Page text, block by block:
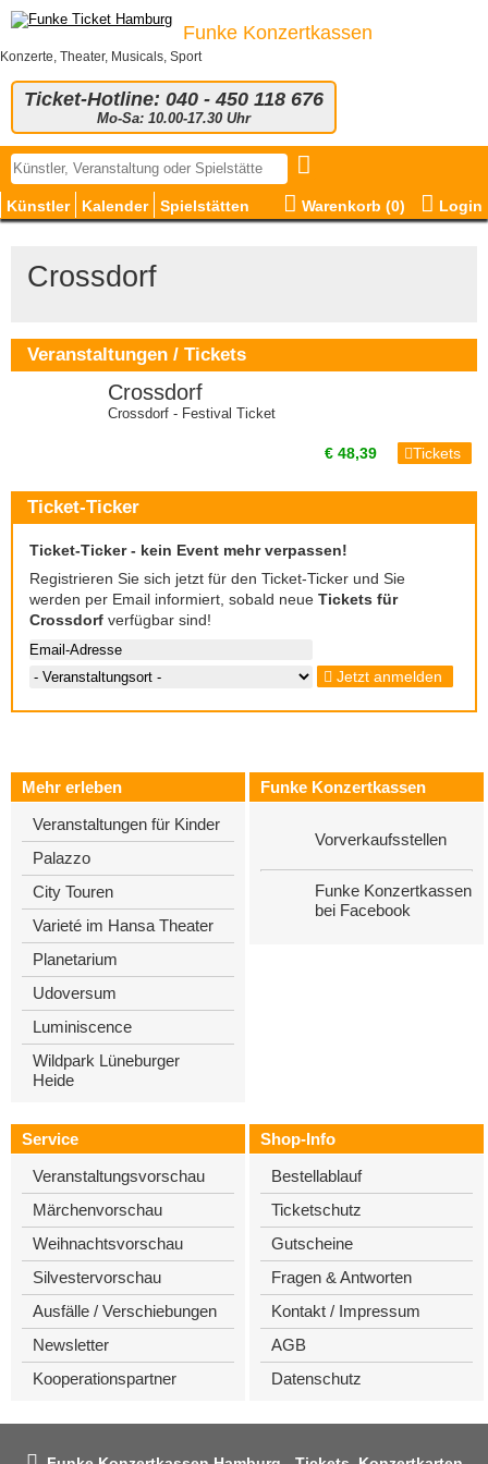
Funke Konzertkassen
Konzerte, Theater, Musicals, Sport
Ticket-Hotline: 040 - 450 118 676
Mo-Sa: 10.00-17.30 Uhr
Künstler Kalender Spielstätten Warenkorb (0) Login
Crossdorf
Veranstaltungen / Tickets
Crossdorf
Crossdorf - Festival Ticket
€ 48,39 Tickets
Ticket-Ticker
Ticket-Ticker - kein Event mehr verpassen!
Registrieren Sie sich jetzt für den Ticket-Ticker und Sie
werden per Email informiert, sobald neue Tickets für
Crossdorf verfügbar sind!
Jetzt anmelden
Mehr erleben
Veranstaltungen für Kinder
Palazzo
City Touren
Varieté im Hansa Theater
Planetarium
Udoversum
Luminiscence
Wildpark Lüneburger
Heide
Funke Konzertkassen
Vorverkaufsstellen
Funke Konzertkassen
bei Facebook
Service
Veranstaltungsvorschau
Märchenvorschau
Weihnachtsvorschau
Silvestervorschau
Ausfälle / Verschiebungen
Newsletter
Kooperationspartner
Shop-Info
Bestellablauf
Ticketschutz
Gutscheine
Fragen & Antworten
Kontakt / Impressum
AGB
Datenschutz